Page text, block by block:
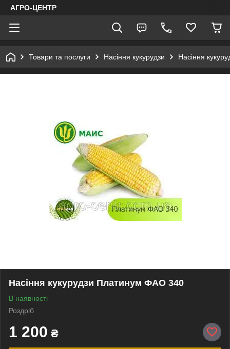
АГРО-ЦЕНТР
Товари та послуги Насіння кукурудзи Насіння
Насіння кукурудзи Платинум ФАО 340
В наявності
Роздріб
1 200 ₴